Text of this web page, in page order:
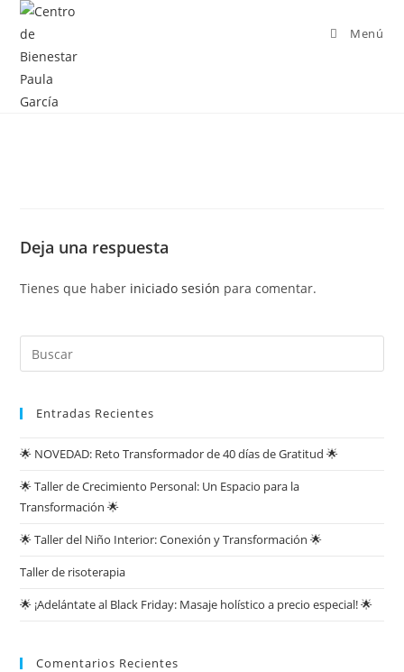
Menú
Deja una respuesta
Tienes que haber iniciado sesión para comentar.
Entradas Recientes
🌟 NOVEDAD: Reto Transformador de 40 días de Gratitud 🌟
🌟 Taller de Crecimiento Personal: Un Espacio para la
Transformación 🌟
🌟 Taller del Niño Interior: Conexión y Transformación 🌟
Taller de risoterapia
🌟 ¡Adelántate al Black Friday: Masaje holístico a precio especial! 🌟
Comentarios Recientes